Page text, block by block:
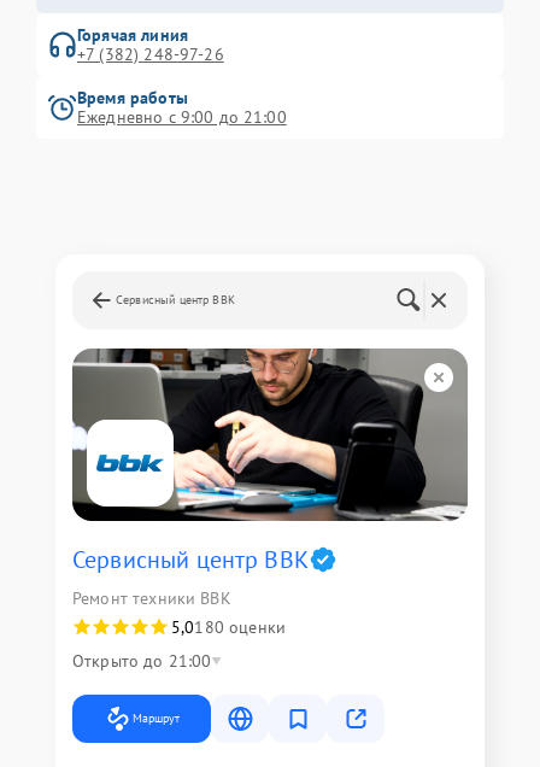
Горячая линия
+7 (382) 248-97-26
Время работы
Ежедневно с 9:00 до 21:00
Сервисный центр BBK
Сервисный центр BBK
Ремонт техники BBK
5,0180 оценки
Открыто до 21:00
Маршрут